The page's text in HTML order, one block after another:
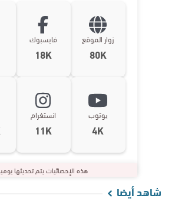
زوار الموقع
80K
فايسبوك
18K
يوتوب
4K
انستغرام
11K
هذه الإحصائيات يتم تحديثها
شاهد أيضا